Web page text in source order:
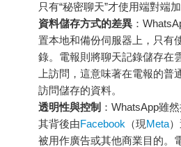
只有“秘密聊天”才使用端對端加
資料儲存方式的差異 ：
置本地和備份伺服器上，只有
錄。電報則將聊天記錄儲存在
上訪問，這意味著在電報的普
訪問儲存的資料。
透明性與控制 ：WhatsApp雖
其背後由Facebook （現Meta
被用作廣告或其他商業目的。